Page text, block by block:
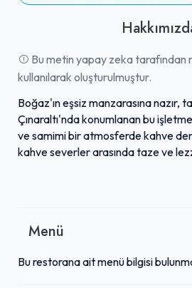
Bu metin yapay zeka tarafından
kullanılarak oluşturulmuştur.
Boğaz'ın eşsiz manzarasına nazır,
Çınaraltı'nda konumlanan bu
ve samimi bir atmosferde kahve
kahve severler arasında taze ve
başta latte ve özel içecekleriyle
tarihi dokusu ve Boğaz kenarındaki
oluşturur. Ziyaretçiler, burayı
Menü
Bu restorana ait menü bilgisi